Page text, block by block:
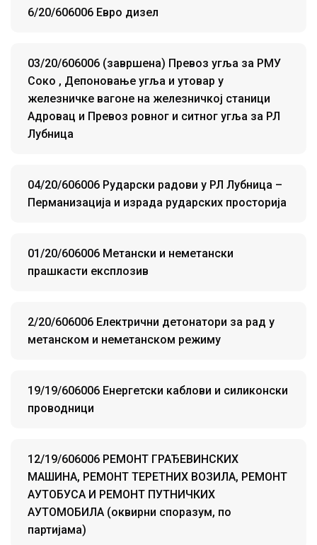
6/20/606006 Eвро дизел
03/20/606006 (завршена) Превоз угља за РМУ
Соко , Депоновање угља и утовар у
железничке вагоне на железничкој станици
Адровац и Превоз ровног и ситног угља за РЛ
Лубница
04/20/606006 Рударски радови у РЛ Лубница –
Перманизација и израда рударских просторија
01/20/606006 Метански и неметански
прашкасти експлозив
2/20/606006 Електрични детонатори за рад у
метанском и неметанском режиму
19/19/606006 Енергетски каблови и силиконски
проводници
12/19/606006 РЕМОНТ ГРАЂЕВИНСКИХ
МАШИНА, РЕМОНТ ТЕРЕТНИХ ВОЗИЛА, РЕМОНТ
АУТОБУСА И РЕМОНТ ПУТНИЧКИХ
АУТОМОБИЛА (оквирни споразум, по
партијама)